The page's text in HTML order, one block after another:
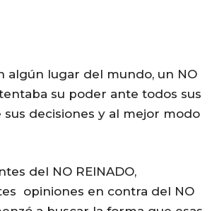
algún lugar del mundo, un NO
su poder ante todos sus
decisiones y al mejor modo
del NO REINADO,
opiniones en contra del NO